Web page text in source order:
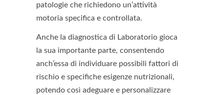
patologie che richiedono un’attività
motoria specifica e controllata.
Anche la diagnostica di Laboratorio gioca
la sua importante parte, consentendo
anch’essa di individuare possibili fattori di
rischio e specifiche esigenze nutrizionali,
potendo così adeguare e personalizzare